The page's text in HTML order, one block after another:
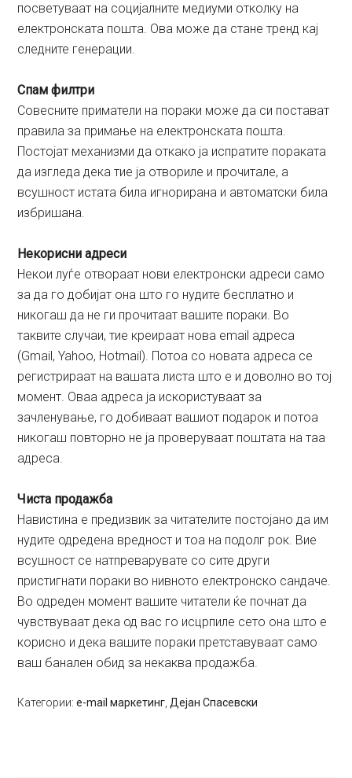
посветуваат на социјалните медиуми отколку на
електронската пошта. Ова може да стане тренд кај
следните генерации.
Спам филтри
Совесните приматели на пораки може да си постават
правила за примање на електронската пошта.
Постојат механизми да откако ја испратите пораката
да изгледа дека тие ја отвориле и прочитале, а
всушност истата била игнорирана и автоматски била
избришана.
Некорисни адреси
Некои луѓе отвораат нови електронски адреси само
за да го добијат она што го нудите бесплатно и
никогаш да не ги прочитаат вашите пораки. Во
таквите случаи, тие креираат нова email адреса
(Gmail, Yahoo, Hotmail). Потоа со новата адреса се
регистрираат на вашата листа што е и доволно во тој
момент. Оваа адреса ја искористуваат за
зачленување, го добиваат вашиот подарок и потоа
никогаш повторно не ја проверуваат поштата на таа
адреса.
Чиста продажба
Навистина е предизвик за читателите постојано да им
нудите одредена вредност и тоа на подолг рок. Вие
всушност се натпреварувате со сите други
пристигнати пораки во нивното електронско сандаче.
Во одреден момент вашите читатели ќе почнат да
чувствуваат дека од вас го исцрпиле сето она што е
корисно и дека вашите пораки претставуваат само
ваш банален обид за некаква продажба.
Категории:e-mail маркетинг Дејан Спасевски